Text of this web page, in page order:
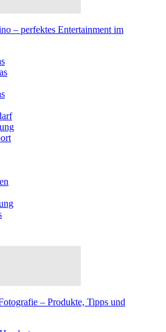
– perfektes Entertainment im
– Produkte, Tipps und